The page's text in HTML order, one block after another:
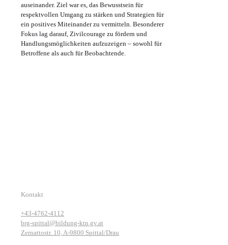
auseinander. Ziel war es, das Bewusstsein für
respektvollen Umgang zu stärken und Strategien für
ein positives Miteinander zu vermitteln. Besonderer
Fokus lag darauf, Zivilcourage zu fördern und
Handlungsmöglichkeiten aufzuzeigen – sowohl für
Betroffene als auch für Beobachtende.
Kontakt
+43-4762-4112
brg-spittal@bildung-ktn.gv.at
Zernattostr. 10, A-9800 Spittal/Drau